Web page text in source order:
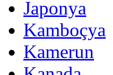
Japonya
Kamboçya
Kamerun